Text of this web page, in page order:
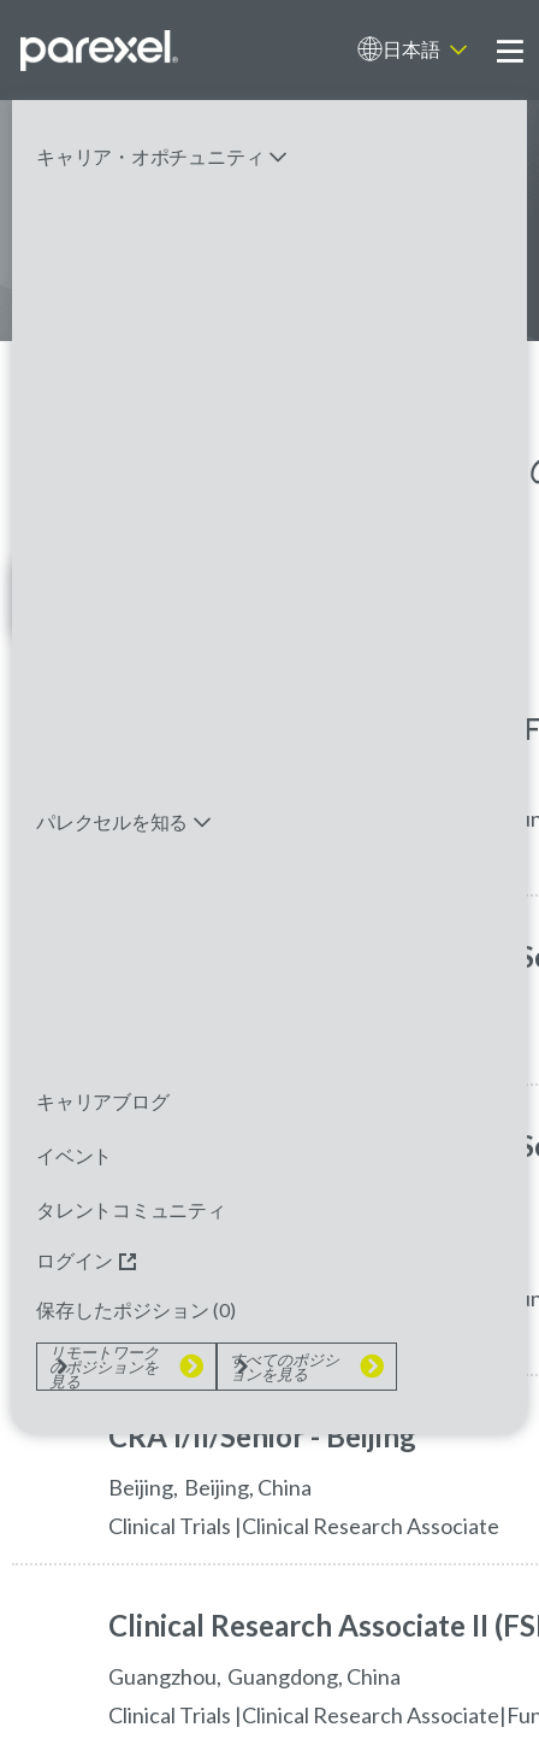
日本語
キャリア・オポチュニティ
パレクセルを知る
キャリアブログ
イベント
タレントコミュニティ
ログイン
保存したポジション (0)
リモートワーク
のポジションを
見る
すべてのポジシ
ョンを見る
My research opens up new medical
27 Clinical Research
Clinical Research Associate II （
Clinical Trials |Clinical Research
Clinical Research Associate I/II/
Clinical Research Associate I/II/
-FSP
shanghai shi
Clinical Trials |Clinical Research
Provider
CRA I/II/Senior - Beijing
beijing Beijing, China
Clinical Trials |Clinical Research Associate
Clinical Research Associate II
guangzhou Guangdong, China
Clinical Trials |Clinical Research